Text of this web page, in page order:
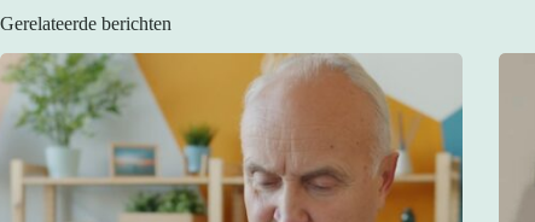
Gerelateerde berichten